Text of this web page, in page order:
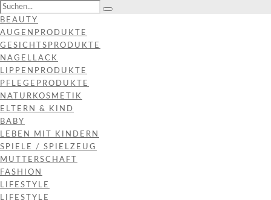
BEAUTY
AUGENPRODUKTE
GESICHTSPRODUKTE
NAGELLACK
LIPPENPRODUKTE
PFLEGEPRODUKTE
NATURKOSMETIK
ELTERN & KIND
BABY
LEBEN MIT KINDERN
SPIELE / SPIELZEUG
MUTTERSCHAFT
FASHION
LIFESTYLE
LIFESTYLE